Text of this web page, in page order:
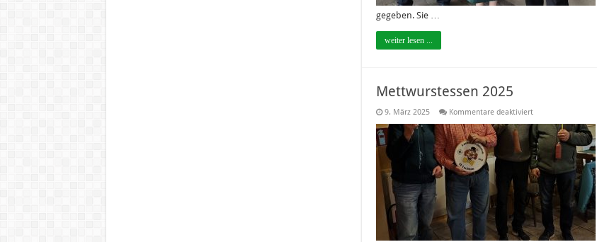
gegeben. Sie …
weiter lesen ...
Mettwurstessen 2025
9. März 2025 Kommentare deaktiviertfür
2025